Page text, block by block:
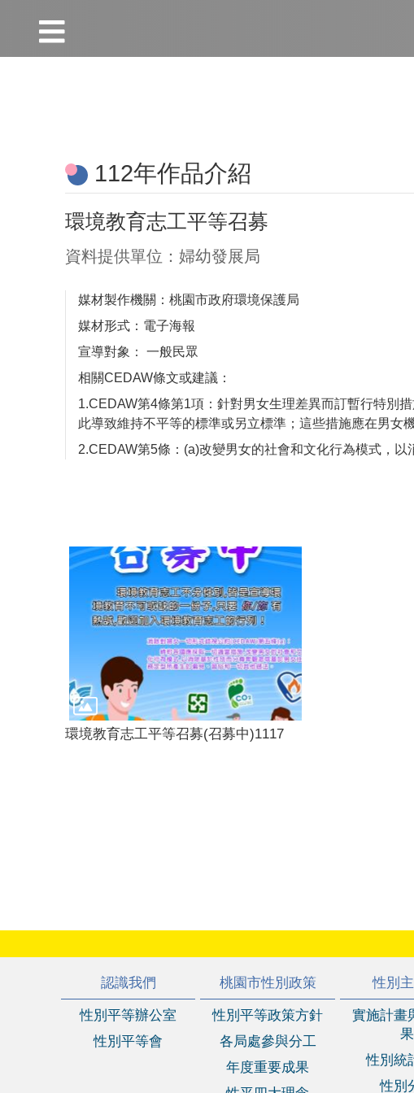
112年作品介紹
環境教育志工平等召募
資料提供單位：婦幼發展局
媒材製作機關：桃園市政府環境保護局
媒材形式：電子海報
宣導對象 ：
一般民眾
相關CEDAW條文或建議：
1.CEDAW第4條第1項：針對男女生理差異而訂暫行特別
此導致維持不平等的標準或另立標準；這些措施應在男女
2.CEDAW第5條：(a)改變男女的社會和文化行為模式，
環境教育志工平等召募(召募中)1117
認識我們
性別平等辦公室
性別平等會
桃園市性別政策
性別平等政策方針
各局處參與分工
年度重要成果
性別
實施計畫
果
性別統
性別